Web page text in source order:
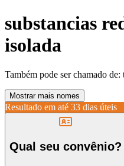
substancias
isolada
Também pode ser chamado de:
Mostrar mais nomes
Resultado em até 33 dias úteis
Qual seu convênio?